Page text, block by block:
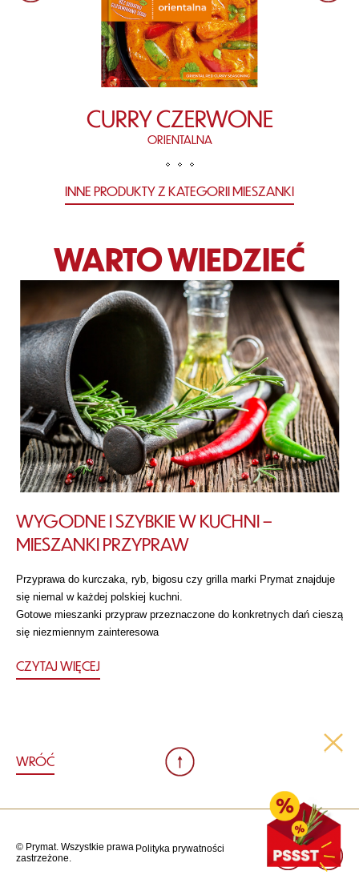
CURRY CZERWONE
ORIENTALNA
INNE PRODUKTY Z KATEGORII MIESZANKI
WARTO WIEDZIEĆ
WYGODNE I SZYBKIE W KUCHNI –
MIESZANKI PRZYPRAW
Przyprawa do kurczaka, ryb, bigosu czy grilla marki Prymat znajduje
się niemal w każdej polskiej kuchni.
Gotowe mieszanki przypraw przeznaczone do konkretnych dań cieszą
się niezmiennym zainteresowa
CZYTAJ WIĘCEJ
WRÓĆ
© Prymat. Wszystkie prawa
zastrzeżone.
Polityka prywatności